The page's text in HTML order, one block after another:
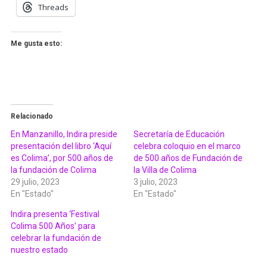
Threads
Me gusta esto:
Relacionado
En Manzanillo, Indira preside
presentación del libro ‘Aquí
es Colima’, por 500 años de
la fundación de Colima
29 julio, 2023
En "Estado"
Secretaría de Educación
celebra coloquio en el marco
de 500 años de Fundación de
la Villa de Colima
3 julio, 2023
En "Estado"
Indira presenta ‘Festival
Colima 500 Años’ para
celebrar la fundación de
nuestro estado